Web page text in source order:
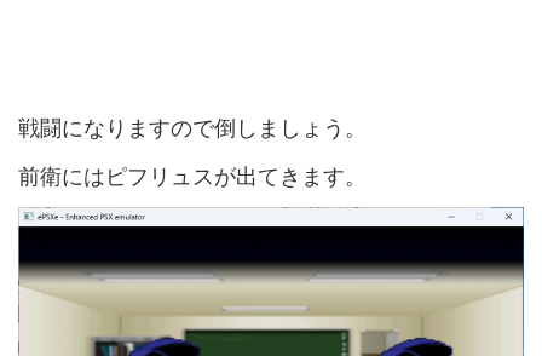
戦闘になりますので倒しましょう。
前衛にはピフリュスが出てきます。